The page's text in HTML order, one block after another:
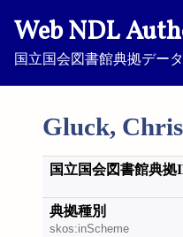
Web NDL
国立国会図書館典拠デー
Gluck,
国立国会図書館典拠
典拠種別
skos:inScheme